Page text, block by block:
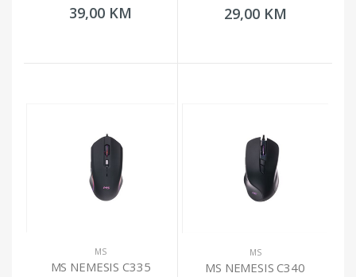
39,00 KM 29,00 KM
MS
MS NEMESIS C335
MS
MS NEMESIS C340